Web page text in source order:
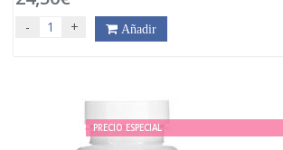
- + Añadir
PRECIO ESPECIAL